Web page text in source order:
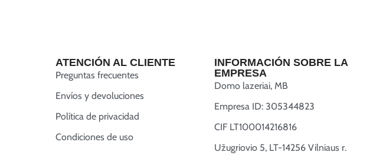
ATENCIÓN AL CLIENTE
Preguntas frecuentes
Envíos y devoluciones
Política de privacidad
Condiciones de uso
INFORMACIÓN SOBRE LA
EMPRESA
Domo lazeriai, MB
Empresa ID: 305344823
CIF LT100014216816
Užugriovio 5, LT-14256 Vilniaus r.